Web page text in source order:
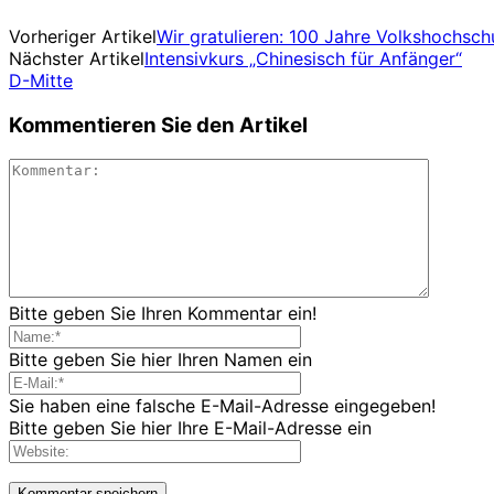
Vorheriger ArtikelWir gratulieren: 100 Jahre
Nächster ArtikelIntensivkurs „Chinesisch für Anfänger“
D-Mitte
Kommentieren Sie den Artikel
Bitte geben Sie Ihren Kommentar ein!
Bitte geben Sie hier Ihren Namen ein
Sie haben eine falsche E-Mail-Adresse eingegeben!
Bitte geben Sie hier Ihre E-Mail-Adresse ein